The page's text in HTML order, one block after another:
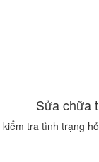
Sửa chữa
kiểm tra tình trạng